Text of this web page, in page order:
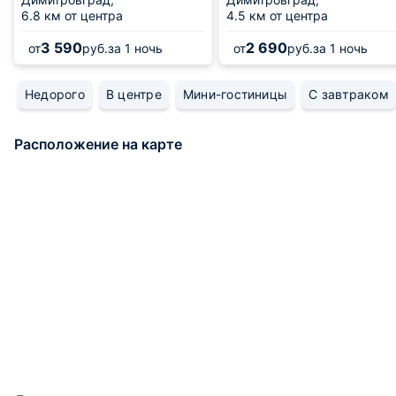
6.8 км от центра
от3 590руб.за 1 ночь
4.5 км от центра
от2 690руб.за 1 ночь
Недорого В центре Мини-гостиницы С завтраком
Расположение на карте